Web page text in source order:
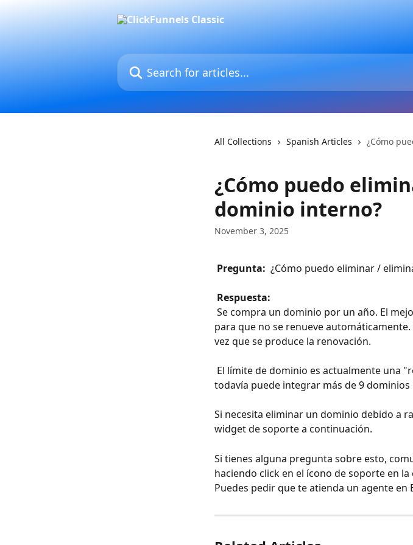
Search for articles...
All Collections Spanish Articles ¿Cómo
¿Cómo puedo
dominio interno?
November 3, 2025
Pregunta: ¿Cómo puedo eliminar /
Respuesta:
para que no se renueve
vez que se produce la renovación.
todavía puede integrar más de 9
Si necesita eliminar un dominio debido a
widget de soporte a continuación.
Si tienes alguna pregunta sobre esto,
haciendo click en el ícono de soporte en
Puedes pedir que te atienda un agente en